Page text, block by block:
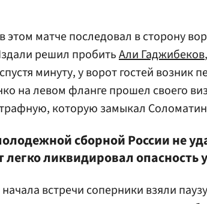
этом матче последовал в сторону
решил пробитьАли Гаджибеков
минуту, у ворот гостей возник
на левом фланге прошел своего
которую замыкал
сборной России не
легко ликвидировал опасность
встречи соперники взяли